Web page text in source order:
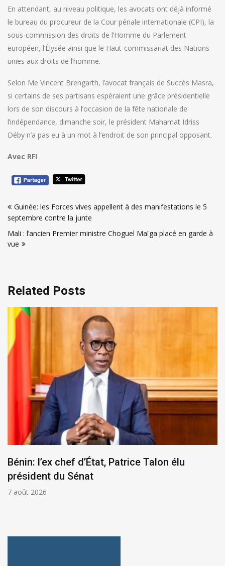
En attendant, au niveau politique, les avocats ont déjà informé
le bureau du procureur de la Cour pénale internationale (CPI), la
sous-commission des droits de l’Homme du Parlement
européen, l’Élysée ainsi que le Haut-commissariat des Nations
unies aux droits de l’homme.
Selon Me Vincent Brengarth, l’avocat français de Succès Masra,
si certains de ses partisans espéraient une grâce présidentielle
lors de son discours à l’occasion de la fête nationale de
l’indépendance, dimanche soir, le président Mahamat Idriss
Déby n’a pas eu à un mot à l’endroit de son principal opposant.
Avec RFI
de
l’article
Guinée: les Forces vives appellent à des manifestations le 5
septembre contre la junte
Mali : l’ancien Premier ministre Choguel Maïga placé en garde à
vue
Related Posts
Bénin: l’ex chef d’État, Patrice Talon élu
président du Sénat
7 août 2026